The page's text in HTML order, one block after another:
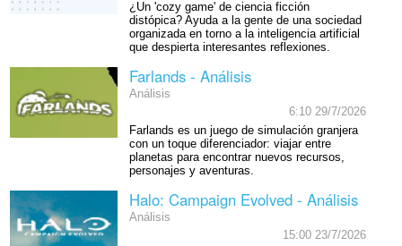
¿Un 'cozy game' de ciencia ficción
distópica? Ayuda a la gente de una sociedad
organizada en torno a la inteligencia artificial
que despierta interesantes reflexiones.
Farlands - Análisis
Análisis
6:10 29/7/2026
Farlands es un juego de simulación granjera
con un toque diferenciador: viajar entre
planetas para encontrar nuevos recursos,
personajes y aventuras.
Halo: Campaign Evolved - Análisis
Análisis
15:00 23/7/2026